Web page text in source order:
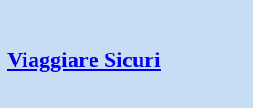
Viaggiare Sicuri